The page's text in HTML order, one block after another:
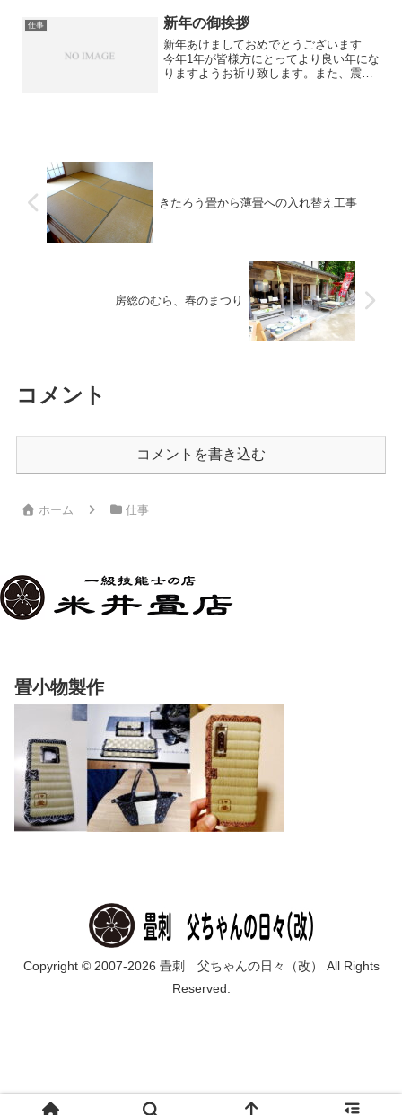
の場合、材料はお客様持ちで...
仕事 新年の御挨拶
新年あけましておめでとうございます
今年1年が皆様方にとってより良い年にな
りますようお祈り致します。また、震災
きたろう畳から薄畳への入れ替え工事
房総のむら、春のまつり
コメント
コメントを書き込む
ホーム 仕事
畳小物製作
Copyright © 2007-2026 畳刺 父ちゃんの日々（改） All Rights
Reserved.